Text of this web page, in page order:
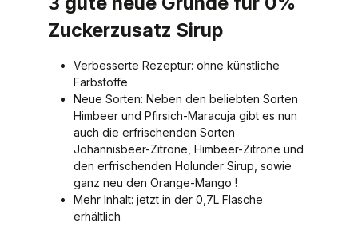
Zuckerzusatz Sirup
Verbesserte Rezeptur: ohne künstliche
Farbstoffe
Neue Sorten: Neben den beliebten Sorten
Himbeer und Pfirsich-Maracuja gibt es nun
auch die erfrischenden Sorten
Johannisbeer-Zitrone, Himbeer-Zitrone und
den erfrischenden Holunder Sirup, sowie
ganz neu den Orange-Mango !
Mehr Inhalt: jetzt in der 0,7L Flasche
erhältlich